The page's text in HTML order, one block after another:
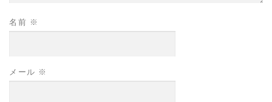
名前 ※
メール ※